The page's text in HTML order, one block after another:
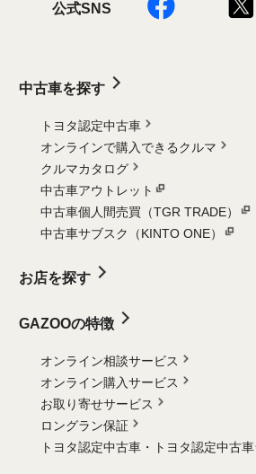
公式SNS
中古車を探す
トヨタ認定中古車
オンラインで購入できるクルマ
クルマカタログ
中古車アウトレット
中古車個人間売買（TGR TRADE）
中古車サブスク（KINTO ONE）
お店を探す
GAZOOの特徴
オンライン相談サービス
オンライン購入サービス
お取り寄せサービス
ロングラン保証
トヨタ認定中古車・
トヨタ認定中古